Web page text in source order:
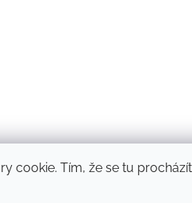
cookie. Tím, že se tu